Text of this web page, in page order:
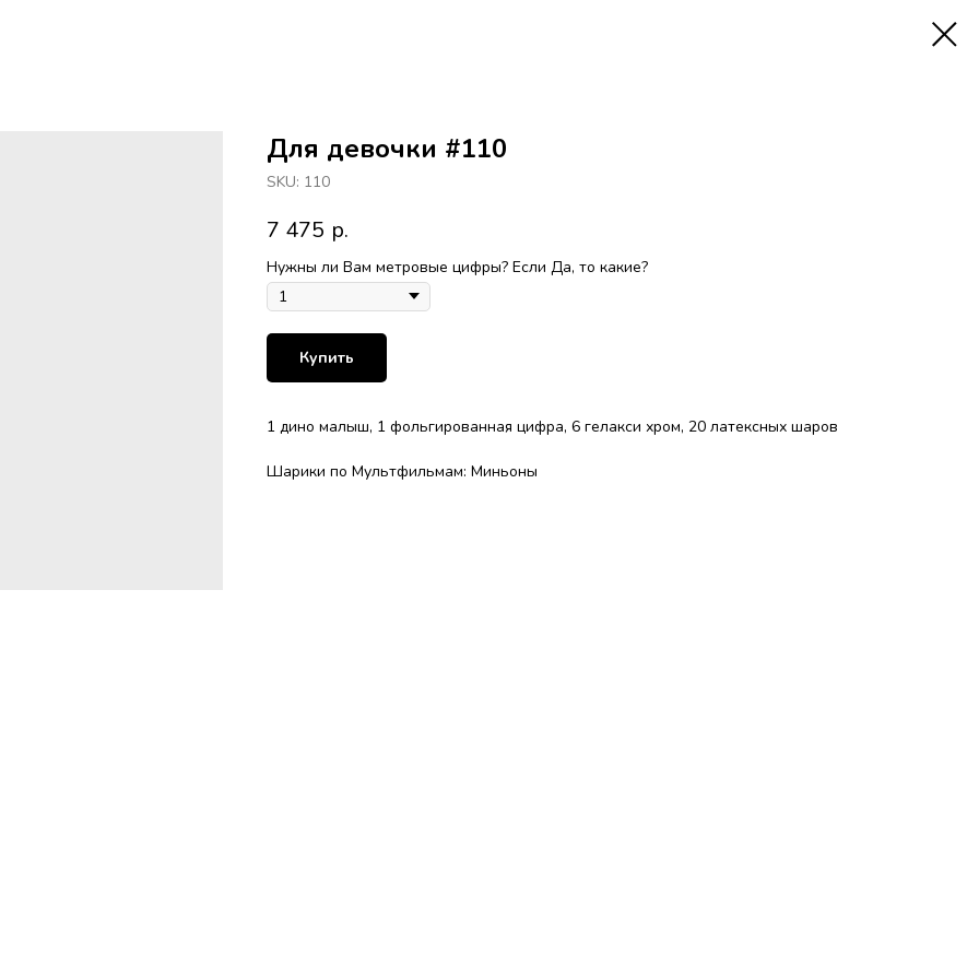
Для девочки #110
SKU: 110
7 475 р.
Нужны ли Вам метровые цифры? Если Да, то какие?
Купить
1 дино малыш, 1 фольгированная цифра, 6 гелакси хром, 20 латексных шаров
Шарики по Мультфильмам: Миньоны